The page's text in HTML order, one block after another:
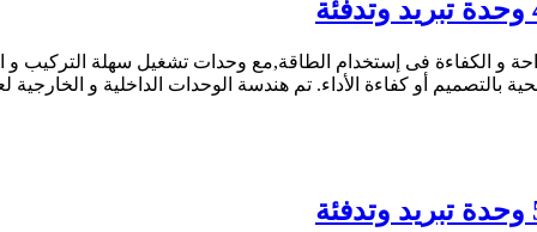
و الكفاءة فى إستخدام الطاقة,مع وحدات تشغيل سهلة التركيب و
بالتصميم أو كفاءة الأداء. تم هندسة الوحدات الداخلية و